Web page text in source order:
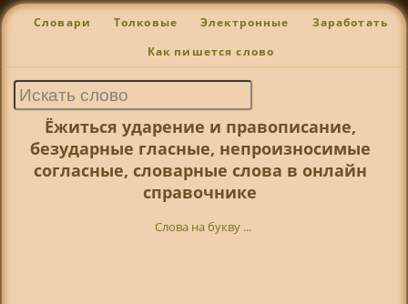
Словари Толковые Электронные Заработать
Как пишется слово
Ёжиться ударение и правописание,
безударные гласные, непроизносимые
согласные, словарные слова в онлайн
справочнике
Слова на букву ...